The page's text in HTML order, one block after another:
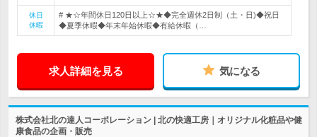
休日
休暇
# ★☆年間休日120日以上☆★◆完全週休2日制（土・日)◆祝日
◆夏季休暇◆年末年始休暇◆有給休暇（…
求人詳細を見る 気になる
株式会社北の達人コーポレーション | 北の快適工房｜オリジナル化粧品や健
康食品の企画・販売